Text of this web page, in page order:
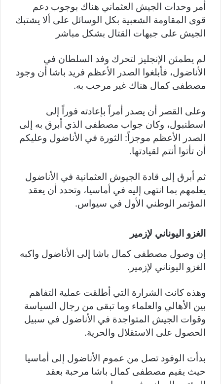
أمر وحدات الجيش العثماني هناك بوجوب دعم
قوى المقاومة الشعبية بكل الوسائل على ألا يشتبك
الجيش على جبهات القتال بشكل مباشر
لم يطمئن الإنجليز لتحرك وفد السلطان في
الأناضول، فأبلغوا الصدر الأعظم فريد باشا أن وجود
مصطفى كمال هناك غير مرحب به.
وعلى القصر أن يصدر أمراً بإعادته فوراً إلى
اسطنبول، وكان جواب مصطفى الذي أبرق به إلى
الصدر الأعظم موجزاً: الثورة في الأناضول وعليكم
أن تأتوا أنتم لقيادتها.
ثم أبرق إلى قادة الجيوش العثمانية في الأناضول
يعلمهم بما انتهى إليه في أماسيا، وتحدد أن يعقد
المؤتمر الوطني الأول في سيواس.
الغزو اليوناني لإزمير
إن وصول مصطفى كمال باشا إلى الأناضول واكبه
الغزو اليوناني لإزمير.
وهذه كانت الشرارة التي أطلقت عملية التفاهم
بين الأهالي والعلماء وما تبقى من رجال السياسة
وقوات الجيش المتواجدة في الأناضول في سبيل
الحصول على الاستقلال والحرية.
بدأت الوفود تصل من عموم الأناضول إلى أماسيا
حيث يقيم مصطفى كمال باشا مرحبة بعقد